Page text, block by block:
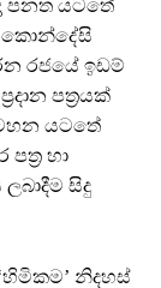
පනත යටතේ
කොන්දේසි
රජයේ ඉඩම්
පත්‍රයක්
යටතේ
හා
ලබාදීම සිදු
නිදහස්